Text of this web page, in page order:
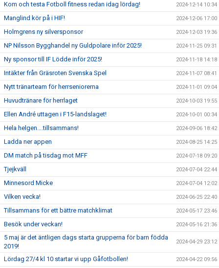
Kom och testa Fotboll fitness redan idag lördag! 2024-12-14 10:34
Manglind kör på i HIF! 2024-12-06 17:00
Holmgrens ny silversponsor 2024-12-03 19:36
NP Nilsson Bygghandel ny Guldpolare inför 2025! 2024-11-25 09:31
Ny sponsor till IF Lödde inför 2025! 2024-11-18 14:18
Intäkter från Gräsroten Svenska Spel 2024-11-07 08:41
Nytt tränarteam för herrseniorerna 2024-11-01 09:04
Huvudtränare för herrlaget 2024-10-03 19:55
Ellen André uttagen i F15-landslaget! 2024-10-01 00:34
Hela helgen….tillsammans! 2024-09-06 18:42
Ladda ner appen 2024-08-25 14:25
DM match på tisdag mot MFF 2024-07-18 09:20
Tjejkväll 2024-07-04 22:44
Minnesord Micke 2024-07-04 12:02
Vilken vecka! 2024-06-25 22:40
Tillsammans för ett bättre matchklimat 2024-05-17 23:46
Besök under veckan! 2024-05-16 21:36
5 maj är det äntligen dags starta grupperna för barn födda
2019!
2024-04-29 23:12
Lördag 27/4 kl 10 startar vi upp Gåfotbollen! 2024-04-22 09:56